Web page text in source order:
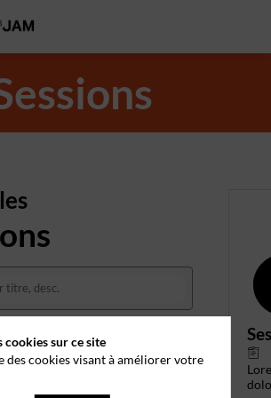
cookies sur ce site
des cookies visant à améliorer votre